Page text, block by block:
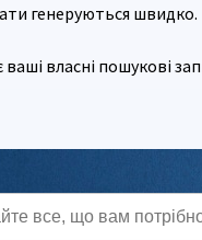
генеруються швидко.
ваші власні пошукові